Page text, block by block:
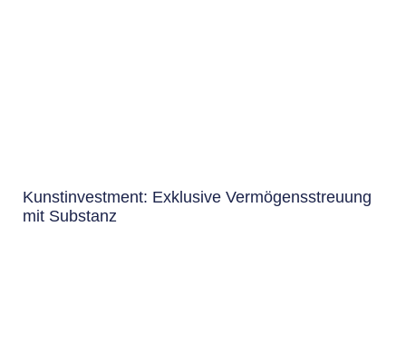
Kunstinvestment: Exklusive Vermögensstreuung
mit Substanz